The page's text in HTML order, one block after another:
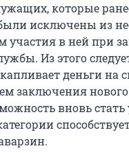
которые
исключены из
участия в ней при
Из этого
деньги на
заключения
вновь